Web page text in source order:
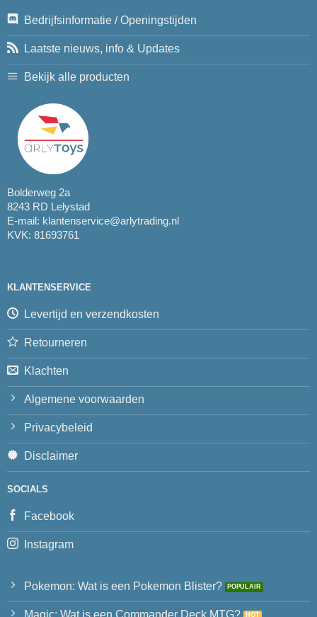
Bedrijfsinformatie / Openingstijden
Laatste nieuws, info & Updates
Bekijk alle producten
Bolderweg 2a
8243 RD Lelystad
E-mail: klantenservice@arlytrading.nl
KVK: 81693761
KLANTENSERVICE
Levertijd en verzendkosten
Retourneren
Klachten
Algemene voorwaarden
Privacybeleid
Disclaimer
SOCIALS
Facebook
Instagram
Pokemon: Wat is een Pokemon Blister?